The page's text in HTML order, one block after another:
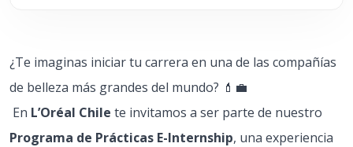
¿Te imaginas iniciar tu carrera en una de las compañías
de belleza más grandes del mundo? 💄💼
En L’Oréal Chile te invitamos a ser parte de nuestro
Programa de Prácticas E-Internship, una experiencia